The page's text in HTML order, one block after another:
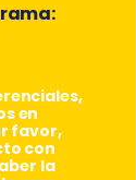
en
favor,
con
la